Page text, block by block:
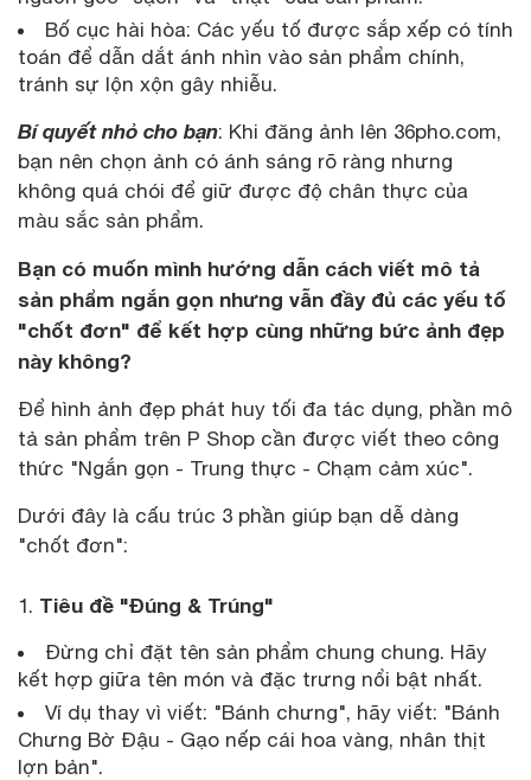
Bố cục hài hòa: Các yếu tố được sắp xếp có tính
toán để dẫn dắt ánh nhìn vào sản phẩm chính,
tránh sự lộn xộn gây nhiễu.
Bí quyết nhỏ cho bạn: Khi đăng ảnh lên 36pho.com,
bạn nên chọn ảnh có ánh sáng rõ ràng nhưng
không quá chói để giữ được độ chân thực của
màu sắc sản phẩm.
Bạn có muốn mình hướng dẫn cách viết mô tả
sản phẩm ngắn gọn nhưng vẫn đầy đủ các yếu tố
"chốt đơn" để kết hợp cùng những bức ảnh đẹp
này không?
Để hình ảnh đẹp phát huy tối đa tác dụng, phần mô
tả sản phẩm trên P Shop cần được viết theo công
thức "Ngắn gọn - Trung thực - Chạm cảm xúc".
Dưới đây là cấu trúc 3 phần giúp bạn dễ dàng
"chốt đơn":
1. Tiêu đề "Đúng & Trúng"
Đừng chỉ đặt tên sản phẩm chung chung. Hãy
kết hợp giữa tên món và đặc trưng nổi bật nhất.
Ví dụ thay vì viết: "Bánh chưng", hãy viết: "Bánh
Chưng Bờ Đậu - Gạo nếp cái hoa vàng, nhân thịt
lợn bản".